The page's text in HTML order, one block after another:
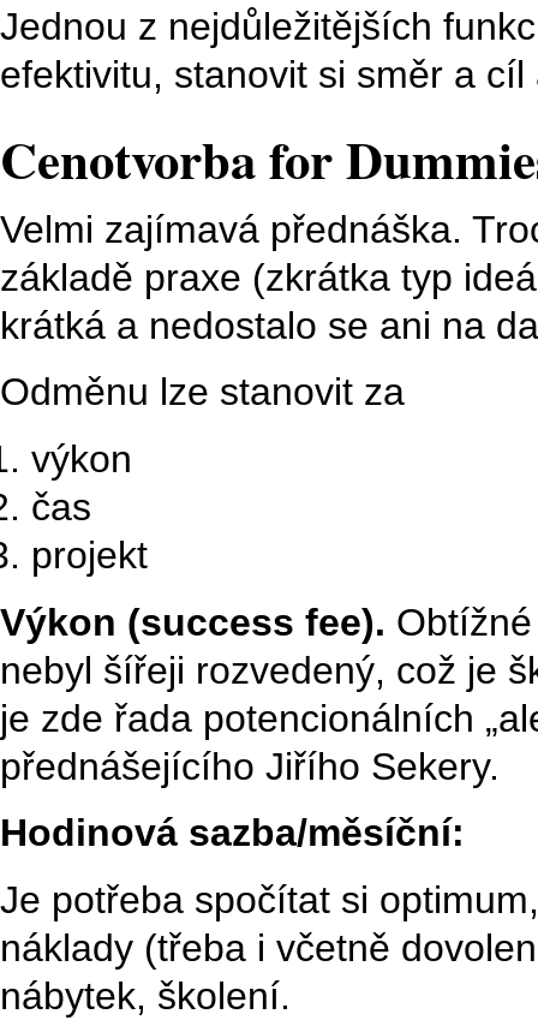
Jednou z nejdůležitějších
efektivitu, stanovit si směr a cíl
Cenotvorba for
Velmi zajímavá přednáška.
základě praxe (zkrátka typ
krátká a nedostalo se ani na
Odměnu lze stanovit za
výkon
čas
projekt
Výkon (success fee).
nebyl šířeji rozvedený, což je
je zde řada potencionálních
přednášejícího Jiřího Sekery.
Hodinová sazba/měsíční:
Je potřeba spočítat si
náklady (třeba i včetně
nábytek, školení.